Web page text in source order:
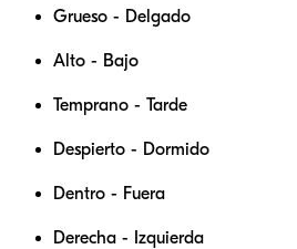
Grueso - Delgado
Alto - Bajo
Temprano - Tarde
Despierto - Dormido
Dentro - Fuera
Derecha - Izquierda